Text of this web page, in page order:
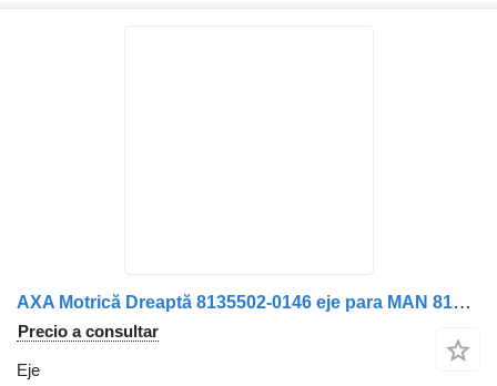
AXA Motrică Dreaptă 8135502-0146 eje para MAN 8135502-0146/81355020146/8135502-0251/81355020251 camión
Precio a consultar
Eje